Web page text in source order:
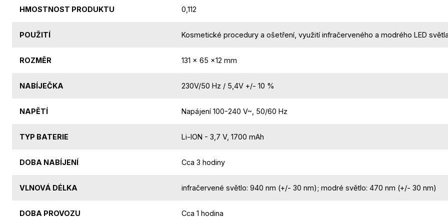
HMOSTNOST PRODUKTU 0,112
POUŽITÍ Kosmetické procedury a ošetření, využití infračerveného a modrého LED
ROZMĚR 131 x 65 x12 mm
NABÍJEČKA 230V/50 Hz / 5,4V +/- 10 %
NAPĚTÍ Napájení 100-240 V~, 50/60 Hz
TYP BATERIE Li-ION - 3,7 V, 1700 mAh
DOBA NABÍJENÍ Cca 3 hodiny
VLNOVÁ DÉLKA infračervené světlo: 940 nm (+/- 30 nm); modré světlo: 470 nm (+/- 30 nm)
DOBA PROVOZU Cca 1 hodina